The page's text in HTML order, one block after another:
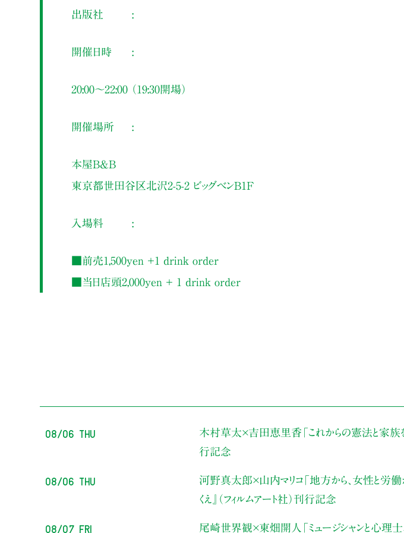
出版社
開催日時
20:00～22:00 （19:30開場）
開催場所
本屋B&B
東京都世田谷区北沢2-5-2 ビッグベンB1F
入場料
■前売1,500yen ＋1 drink order
■当日店頭2,000yen ＋ 1 drink order
08/06 Thu 木村草太×吉田恵里香 「これからの憲法と家族
行記念
08/06 Thu 河野真太郎×山内マリコ「地方から、女性と労働
くえ』（フィルムアート社）刊行記念
08/07 Fri 尾崎世界観×東畑開人 「ミュージシャンと心理士